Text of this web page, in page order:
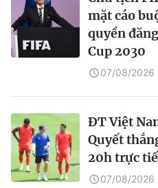
mặt cáo
quyền
Cup 2030
07/08/2026
ĐT Việt
Quyết
20h trực
07/08/2026